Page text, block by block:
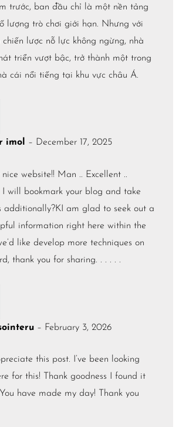
trước, ban đầu chỉ là một nền tảng
lượng trò chơi giới hạn. Nhưng với
lược nỗ lực không ngừng, nhà
triển vượt bậc, trở thành một trong
cái nổi tiếng tại khu vực châu Á.
imol – December 17, 2025
nice website!! Man .. Excellent ..
I will bookmark your blog and take
additionally?KI am glad to seek out a
information right here within the
like develop more techniques on
thank you for sharing. . . . . .
– February 3, 2026
this post. I’ve been looking
for this! Thank goodness I found it
have made my day! Thank you